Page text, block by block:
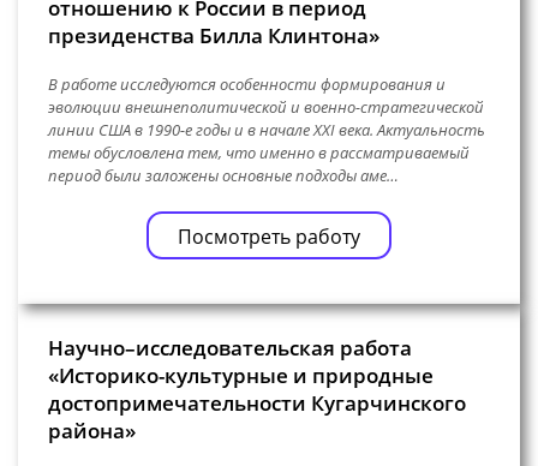
отношению к России в период
президенства Билла Клинтона»
В работе исследуются особенности формирования и
эволюции внешнеполитической и военно-стратегической
линии США в 1990-е годы и в начале XXI века. Актуальность
темы обусловлена тем, что именно в рассматриваемый
период были заложены основные подходы аме…
Посмотреть работу
Научно–исследовательская работа
«Историко-культурные и природные
достопримечательности Кугарчинского
района»